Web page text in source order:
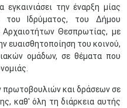
την έναρξη μίας
του Ιδρύματος, του Δήμου
Αρχαιοτήτων Θεσπρωτίας, με
ευαισθητοποίηση του κοινού,
ομάδων, σε θέματα που
πρωτοβουλιών και δράσεων σε
καθ' όλη τη διάρκεια αυτής